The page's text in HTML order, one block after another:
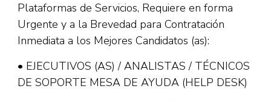
Plataformas de Servicios, Requiere en forma
Urgente y a la Brevedad para Contratación
Inmediata a los Mejores Candidatos (as):
• EJECUTIVOS (AS) / ANALISTAS / TÉCNICOS
DE SOPORTE MESA DE AYUDA (HELP DESK)